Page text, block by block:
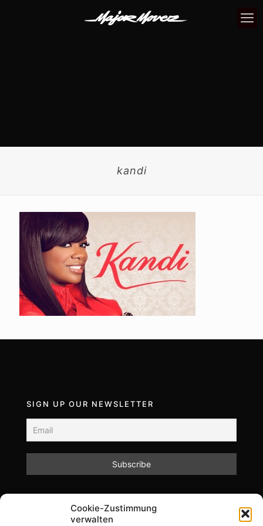
Cookie-Zustimmung
verwalten
kandi
SIGN UP OUR NEWSLETTER
unsere Datenschutzrichtlinien.